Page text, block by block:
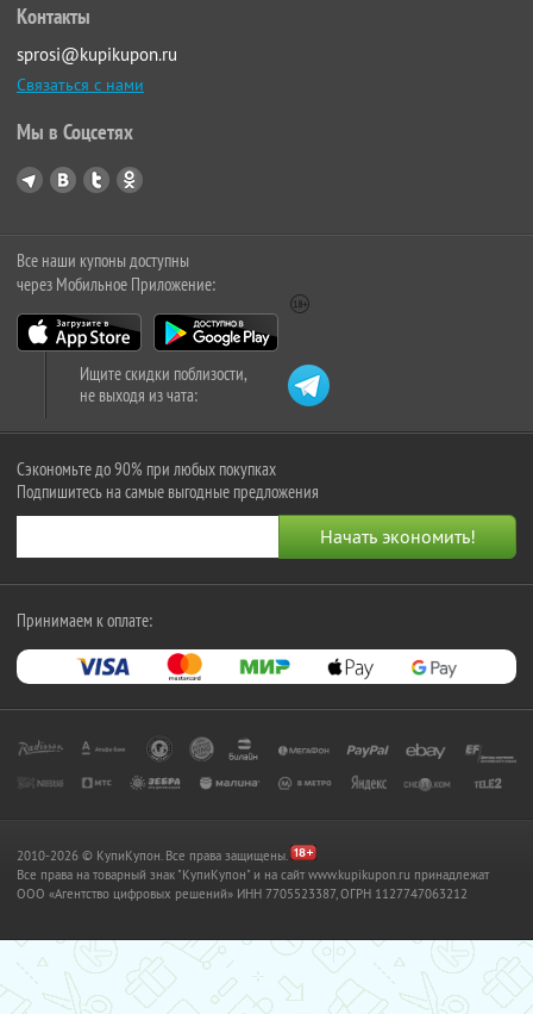
Контакты
sprosi@kupikupon.ru
Связаться с нами
Мы в Соцсетях
Все наши купоны доступны
через Мобильное Приложение:
Ищите скидки поблизости,
не выходя из чата:
Сэкономьте до 90% при любых покупках
Подпишитесь на самые выгодные предложения
Принимаем к оплате:
2010-2026 © КупиКупон. Все права защищены.
Все права на товарный знак "КупиКупон" и на сайт www.kupikupon.ru принадлежат
OOO «Агентство цифровых решений» ИНН 7705523387, ОГРН 1127747063212